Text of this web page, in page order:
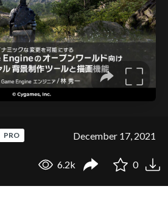
PRO December 17, 2021
6.2k 0